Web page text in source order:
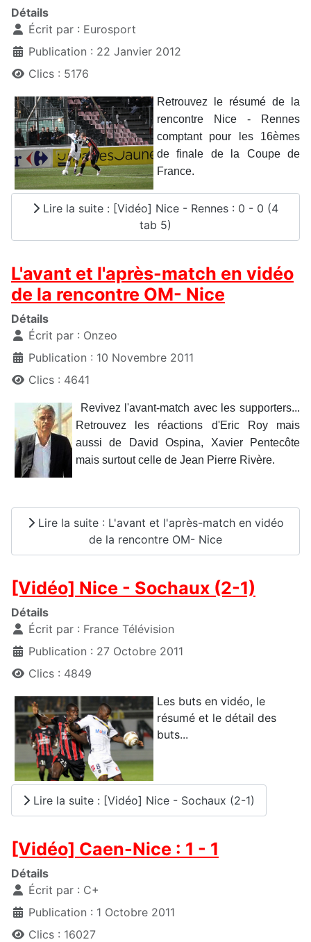
Détails
Écrit par : Eurosport
Publication : 22 Janvier 2012
Clics : 5176
Retrouvez le résumé de la
rencontre Nice - Rennes
comptant pour les 16èmes
de finale de la Coupe de
France.
Lire la suite : [Vidéo] Nice - Rennes : 0 - 0 (4
tab 5)
L'avant et l'après-match en vidéo
de la rencontre OM- Nice
Détails
Écrit par : Onzeo
Publication : 10 Novembre 2011
Clics : 4641
Revivez l'avant-match avec les supporters...
Retrouvez les réactions d'Eric Roy mais
aussi de David Ospina, Xavier Pentecôte
mais surtout celle de Jean Pierre Rivère.
Lire la suite : L'avant et l'après-match en vidéo
de la rencontre OM- Nice
[Vidéo] Nice - Sochaux (2-1)
Détails
Écrit par : France Télévision
Publication : 27 Octobre 2011
Clics : 4849
Les buts en vidéo, le
résumé et le détail des
buts...
Lire la suite : [Vidéo] Nice - Sochaux (2-1)
[Vidéo] Caen-Nice : 1 - 1
Détails
Écrit par : C+
Publication : 1 Octobre 2011
Clics : 16027